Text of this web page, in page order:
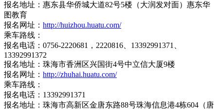
报名地址：惠东县华侨城大道82号5楼（大润发对面）惠东华
图教育
报名网址： http://huizhou.huatu.com/
乘车路线：
报名电话：0756-2220681，2220816、13392991371、
13392991372
报名地址：珠海市香洲区兴国街4号中立信大厦9楼
报名网址： http://zhuhai.huatu.com/
乘车路线：
报名电话：13392991371
报名地址：珠海市高新区金唐东路88号珠海信息港4栋604（唐